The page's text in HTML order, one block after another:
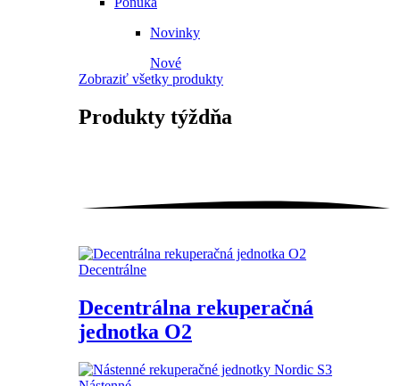
Novinky
Nové
Zobraziť všetky produkty
Produkty týždňa
Decentrálne
Decentrálna rekuperačná
jednotka O2